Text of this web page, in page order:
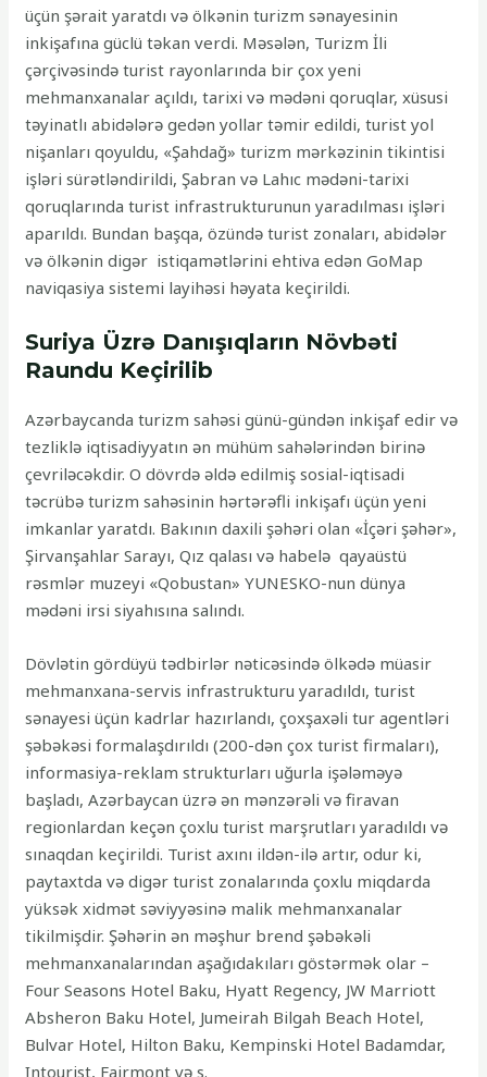
üçün şərait yaratdı və ölkənin turizm sənayesinin
inkişafına güclü təkan verdi. Məsələn, Turizm İli
çərçivəsində turist rayonlarında bir çox yeni
mehmanxanalar açıldı, tarixi və mədəni qoruqlar, xüsusi
təyinatlı abidələrə gedən yollar təmir edildi, turist yol
nişanları qoyuldu, «Şahdağ» turizm mərkəzinin tikintisi
işləri sürətləndirildi, Şabran və Lahıc mədəni-tarixi
qoruqlarında turist infrastrukturunun yaradılması işləri
aparıldı. Bundan başqa, özündə turist zonaları, abidələr
və ölkənin digər istiqamətlərini ehtiva edən GoMap
naviqasiya sistemi layihəsi həyata keçirildi.
Suriya Üzrə Danışıqların Növbəti
Raundu Keçirilib
Azərbaycanda turizm sahəsi günü-gündən inkişaf edir və
tezliklə iqtisadiyyatın ən mühüm sahələrindən birinə
çevriləcəkdir. O dövrdə əldə edilmiş sosial-iqtisadi
təcrübə turizm sahəsinin hərtərəfli inkişafı üçün yeni
imkanlar yaratdı. Bakının daxili şəhəri olan «İçəri şəhər»,
Şirvanşahlar Sarayı, Qız qalası və habelə qayaüstü
rəsmlər muzeyi «Qobustan» YUNESKO-nun dünya
mədəni irsi siyahısına salındı.
Dövlətin gördüyü tədbirlər nəticəsində ölkədə müasir
mehmanxana-servis infrastrukturu yaradıldı, turist
sənayesi üçün kadrlar hazırlandı, çoxşaxəli tur agentləri
şəbəkəsi formalaşdırıldı (200-dən çox turist firmaları),
informasiya-reklam strukturları uğurla işələməyə
başladı, Azərbaycan üzrə ən mənzərəli və firavan
regionlardan keçən çoxlu turist marşrutları yaradıldı və
sınaqdan keçirildi. Turist axını ildən-ilə artır, odur ki,
paytaxtda və digər turist zonalarında çoxlu miqdarda
yüksək xidmət səviyyəsinə malik mehmanxanalar
tikilmişdir. Şəhərin ən məşhur brend şəbəkəli
mehmanxanalarından aşağıdakıları göstərmək olar –
Four Seasons Hotel Baku, Hyatt Regency, JW Marriott
Absheron Baku Hotel, Jumeirah Bilgah Beach Hotel,
Bulvar Hotel, Hilton Baku, Kempinski Hotel Badamdar,
Intourist, Fairmont və s.